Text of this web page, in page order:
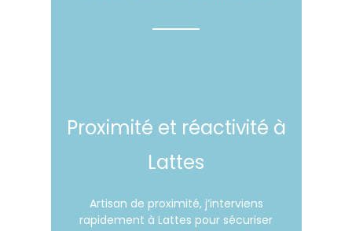
Proximité et réactivité à
Lattes
Artisan de proximité, j’interviens
rapidement à Lattes pour sécuriser